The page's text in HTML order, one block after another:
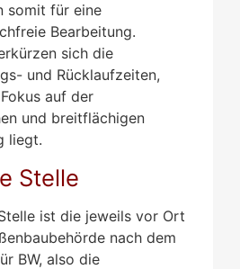
somit für eine
Bearbeitung.
sich die
und Rücklaufzeiten,
auf der
und breitflächigen
liegt.
Stelle
ist die jeweils vor Ort
nach dem
BW, also die